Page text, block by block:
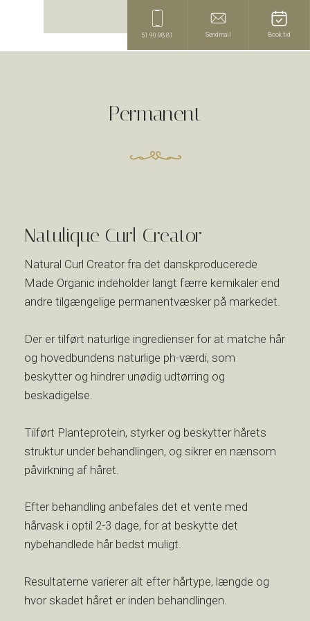
51 90 98 81 Send mail Book tid
​Permanent
​Natulique Curl Creator
Natural Curl Creator fra det danskproducerede
Made Organic indeholder langt færre kemikaler end
andre tilgængelige permanentvæsker på markedet.
Der er tilført naturlige ingredienser for at matche hår
og hovedbundens naturlige ph-værdi, som
beskytter og hindrer unødig udtørring og
beskadigelse.
Tilført Planteprotein, styrker og beskytter hårets
struktur under behandlingen, og sikrer en nænsom
påvirkning af håret.
Efter behandling anbefales det et vente med
hårvask i optil 2-3 dage, for at beskytte det
nybehandlede hår bedst muligt.
Resultaterne varierer alt efter hårtype, længde og
hvor skadet håret er inden behandlingen.​